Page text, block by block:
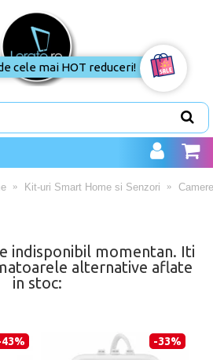
Kit-uri Smart Home si Senzori
indisponibil momentan. Iti
alternative aflate
in stoc:
-33%
cele mai HOT reduceri!